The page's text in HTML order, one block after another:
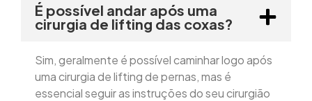
É possível andar após uma
cirurgia de lifting das coxas?
Sim, geralmente é possível caminhar logo após
uma cirurgia de lifting de pernas, mas é
essencial seguir as instruções do seu cirurgião